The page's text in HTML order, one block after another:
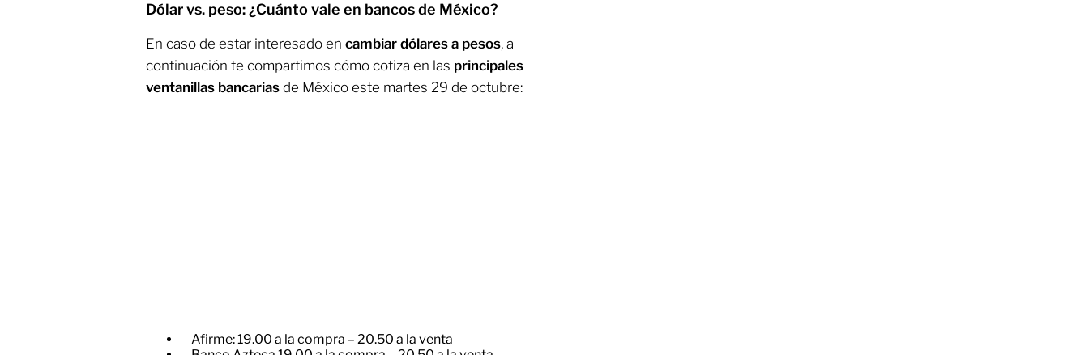
Dólar vs. peso: ¿Cuánto vale en bancos de México?
En caso de estar interesado en cambiar dólares a pesos, a
continuación te compartimos cómo cotiza en las principales
ventanillas bancarias de México este martes 29 de octubre:
Afirme: 19.00 a la compra – 20.50 a la venta